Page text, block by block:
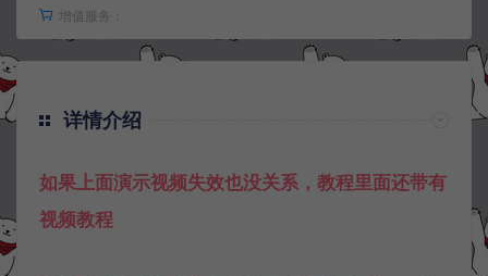
增值服务：
详情介绍
如果上面演示视频失效也没关系，教程里面还带有
视频教程